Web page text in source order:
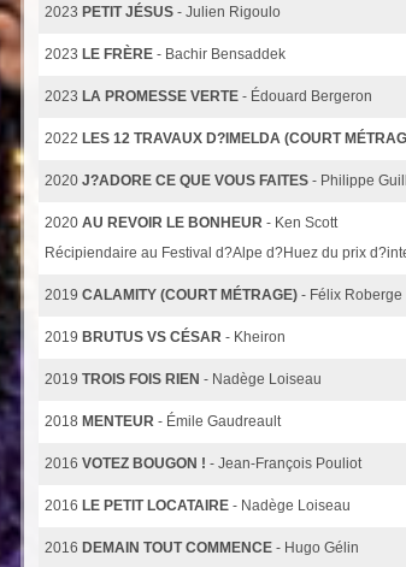
2023 PETIT JÉSUS - Julien Rigoulo
2023 LE FRÈRE - Bachir Bensaddek
2023 LA PROMESSE VERTE - Édouard Bergeron
2022 LES 12 TRAVAUX D?IMELDA (COURT
2020 J?ADORE CE QUE VOUS FAITES - Philippe
2020 AU REVOIR LE BONHEUR - Ken Scott
Récipiendaire au Festival d?Alpe d?Huez du prix
2019 CALAMITY (COURT MÉTRAGE) - Félix Roberge
2019 BRUTUS VS CÉSAR - Kheiron
2019 TROIS FOIS RIEN - Nadège Loiseau
2018 MENTEUR - Émile Gaudreault
2016 VOTEZ BOUGON ! - Jean-François Pouliot
2016 LE PETIT LOCATAIRE - Nadège Loiseau
2016 DEMAIN TOUT COMMENCE - Hugo Gélin